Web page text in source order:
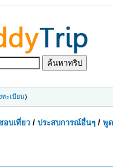
ทะเบียน)
อบเที่ยว /ประสบการณ์อื่นๆ /พู